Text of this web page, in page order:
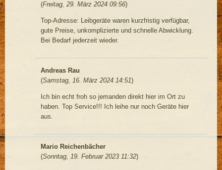
(Freitag, 29. März 2024 09:56)
Top-Adresse: Leibgeräte waren kurzfristig verfügbar,
gute Preise, unkomplizierte und schnelle Abwicklung.
Bei Bedarf jederzeit wieder.
Andreas Rau
(Samstag, 16. März 2024 14:51)
Ich bin echt froh so jemanden direkt hier im Ort zu
haben. Top Service!!! Ich leihe nur noch Geräte hier
aus.
Mario Reichenbächer
(Sonntag, 19. Februar 2023 11:32)